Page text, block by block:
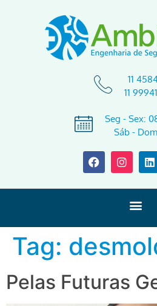
11
11
Seg - Sex:
Sáb -
Tag:
Pelas Futuras